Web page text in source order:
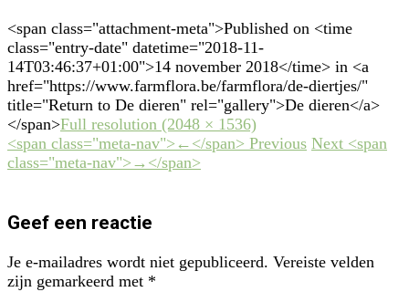
<span class="attachment-meta">Published on <time
class="entry-date" datetime="2018-11-
14T03:46:37+01:00">14 november 2018</time> in <a
href="https://www.farmflora.be/farmflora/de-diertjes/"
title="Return to De dieren" rel="gallery">De dieren</a>
</span>Full resolution (2048 × 1536)
<span class="meta-nav">←</span> Previous Next <span
class="meta-nav">→</span>
Geef een reactie
Je e-mailadres wordt niet gepubliceerd. Vereiste velden
zijn gemarkeerd met *